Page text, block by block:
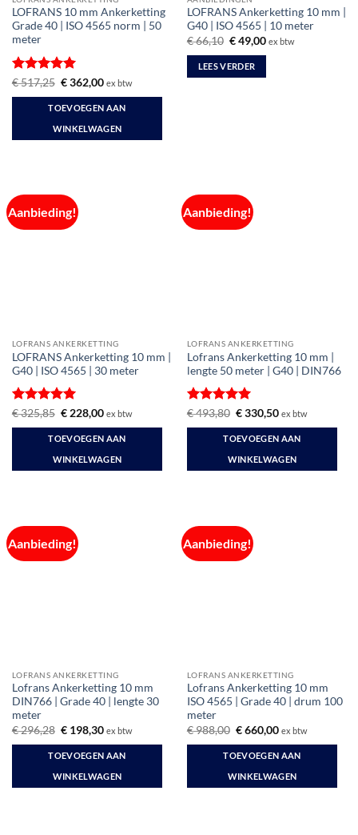
LOFRANS 10 mm Ankerketting
Grade 40 | ISO 4565 norm | 50
meter
Gewaardeerd
5uit 5
€517,25 Oorspronkelijke
was:
€ 517,25.
€362,00Huidige
is:
€ 362,00.
ex btw
TOEVOEGEN AAN
WINKELWAGEN
LOFRANS Ankerketting 10 mm |
G40 | ISO 4565 | 10 meter
€66,10 Oorspronkelijke
was:
€ 66,10.
€49,00Huidige
ex btw
LEES VERDER
Aanbieding!
LOFRANS ANKERKETTING
LOFRANS Ankerketting 10 mm |
G40 | ISO 4565 | 30 meter
Gewaardeerd
5uit 5
€325,85 Oorspronkelijke
was:
€ 325,85.
€228,00Huidige
is:
€ 228,00.
ex btw
TOEVOEGEN AAN
WINKELWAGEN
Aanbieding!
LOFRANS ANKERKETTING
Lofrans Ankerketting 10 mm |
lengte 50 meter | G40 | DIN766
Gewaardeerd
5uit 5
€493,80 Oorspronkelijke
was:
€ 493,80.
€330,50Huidige
is:
€ 330,50.
ex btw
TOEVOEGEN AAN
WINKELWAGEN
Aanbieding!
LOFRANS ANKERKETTING
Lofrans Ankerketting 10 mm
DIN766 | Grade 40 | lengte 30
meter
€296,28 Oorspronkelijke
was:
€ 296,28.
€198,30Huidige
is:
€ 198,30.
ex btw
TOEVOEGEN AAN
WINKELWAGEN
Aanbieding!
LOFRANS ANKERKETTING
Lofrans Ankerketting 10 mm
ISO 4565 | Grade 40 | drum 100
meter
€988,00 Oorspronkelijke
was:
€ 988,00.
€660,00Huidige
is:
€ 660,00.
ex btw
TOEVOEGEN AAN
WINKELWAGEN